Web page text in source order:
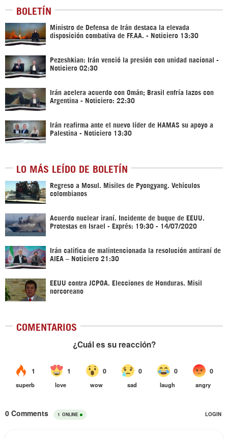
BOLETÍN
Ministro de Defensa de Irán destaca la elevada
disposición combativa de FF.AA. - Noticiero 13:30
Pezeshkian: Irán venció la presión con unidad nacional -
Noticiero 02:30
Irán acelera acuerdo con Omán; Brasil enfría lazos con
Argentina - Noticiero: 22:30
Irán reafirma ante el nuevo líder de HAMAS su apoyo a
Palestina - Noticiero 13:30
LO MÁS LEÍDO DE BOLETÍN
Regreso a Mosul. Misiles de Pyongyang. Vehículos
colombianos
Acuerdo nuclear iraní. Incidente de buque de EEUU.
Protestas en Israel - Exprés: 19:30 - 14/07/2020
Irán califica de malintencionada la resolución antiraní de
AIEA – Noticiero 21:30
EEUU contra JCPOA. Elecciones de Honduras. Misil
norcoreano
COMENTARIOS